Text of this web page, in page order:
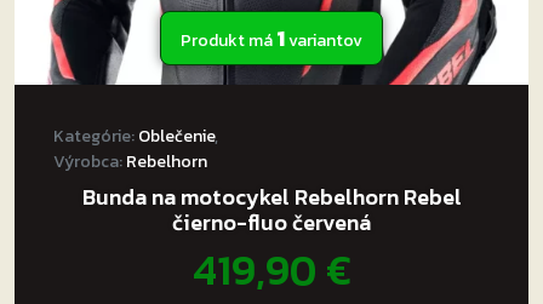
Produkt má1variantov
Kategórie:Oblečenie,
Výrobca:Rebelhorn
Bunda na motocykel Rebelhorn Rebel
čierno-fluo červená
419,90€